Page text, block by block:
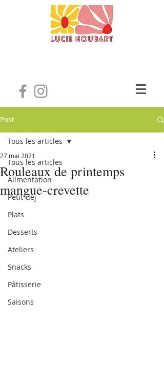
Post
Tous les articles
Alimentation
Petit-déj
Plats
Desserts
Ateliers
Snacks
Pâtisserie
Saisons
Tous les articles
Rouleaux de printemps
mangue-crevette
27 mai 2021